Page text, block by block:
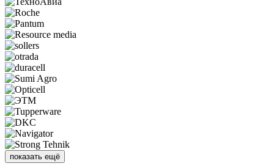
показать ещё